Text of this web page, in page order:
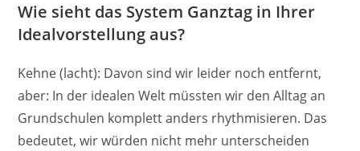
Wie sieht das System Ganztag in Ihrer
Idealvorstellung aus?
Kehne (lacht): Davon sind wir leider noch entfernt,
aber: In der idealen Welt müssten wir den Alltag an
Grundschulen komplett anders rhythmisieren. Das
bedeutet, wir würden nicht mehr unterscheiden